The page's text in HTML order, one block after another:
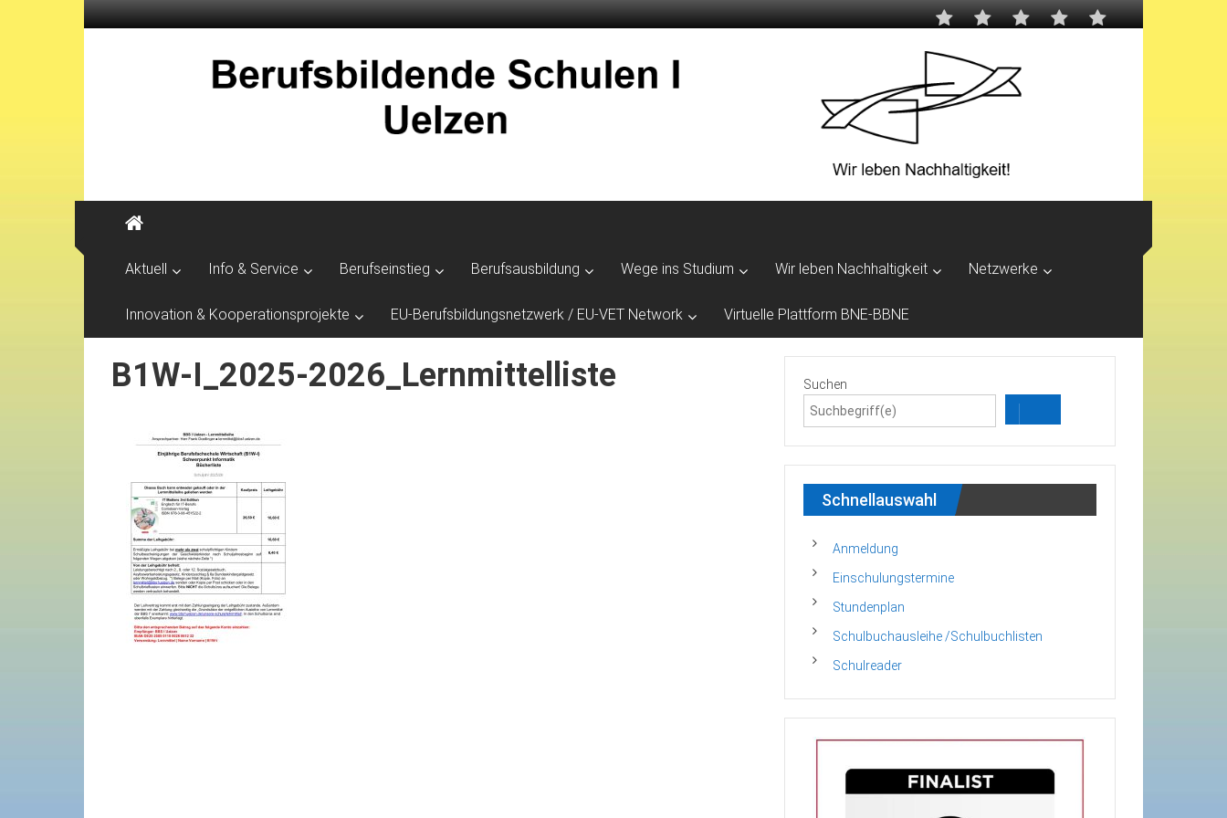
Aktuell Info & Service Berufseinstieg Berufsausbildung Wege ins Studium Wir leben Nachhaltigkeit Netzwerke
Innovation & Kooperationsprojekte EU-Berufsbildungsnetzwerk / EU-VET Network Virtuelle Plattform BNE-BBNE
B1W-I_2025-2026_Lernmittelliste Suchen
Schnellauswahl
Anmeldung
Einschulungstermine
Stundenplan
Schulbuchausleihe /Schulbuchlisten
Schulreader